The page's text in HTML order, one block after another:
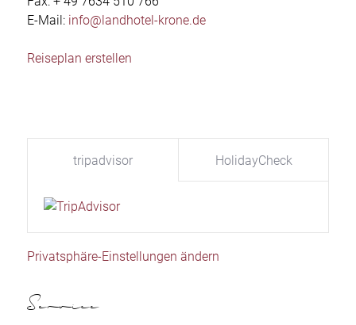
E-Mail: info@landhotel-krone.de
Reiseplan erstellen
tripadvisor HolidayCheck
Privatsphäre-Einstellungen ändern
Service